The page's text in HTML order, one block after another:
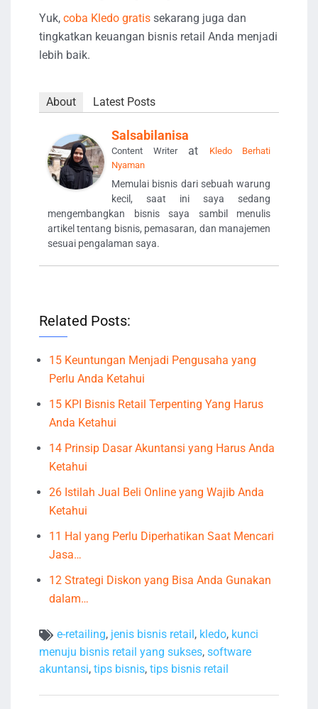
Yuk, coba Kledo gratis sekarang juga dan
tingkatkan keuangan bisnis retail Anda menjadi
lebih baik.
About Latest Posts
Salsabilanisa
Content Writerat
Kledo Berhati
Nyaman
Memulai bisnis dari sebuah warung
kecil, saat ini saya sedang
mengembangkan bisnis saya sambil menulis
artikel tentang bisnis, pemasaran, dan manajemen
sesuai pengalaman saya.
Related Posts:
15 Keuntungan Menjadi Pengusaha yang
Perlu Anda Ketahui
15 KPI Bisnis Retail Terpenting Yang Harus
Anda Ketahui
14 Prinsip Dasar Akuntansi yang Harus Anda
Ketahui
26 Istilah Jual Beli Online yang Wajib Anda
Ketahui
11 Hal yang Perlu Diperhatikan Saat Mencari
Jasa…
12 Strategi Diskon yang Bisa Anda Gunakan
dalam…
e-retailing, jenis bisnis retail, kledo, kunci
menuju bisnis retail yang sukses, software
akuntansi, tips bisnis, tips bisnis retail